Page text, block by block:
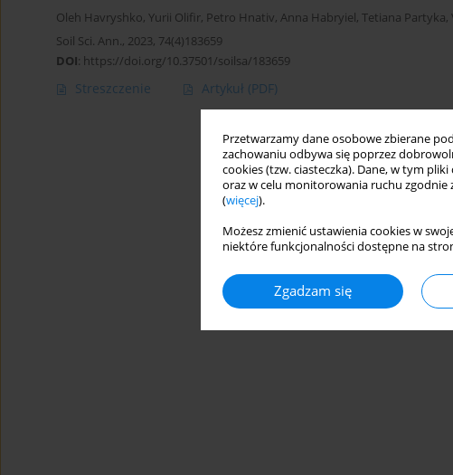
Przetwarzamy dane osobowe zbierane
zachowaniu odbywa się poprzez
cookies (tzw. ciasteczka). Dane, w tym
oraz w celu monitorowania ruchu zgodnie
(więcej).
Możesz zmienić ustawienia cookies w
niektóre funkcjonalności dostępne na
Zgadzam się
Oleh Havryshko, Yurii Olifir, Petro Hnativ, Anna Habryiel, Tetiana Partyka,
Soil Sci. Ann., 2023, 74(4)183659
DOI: https://doi.org/10.37501/soilsa/183659
Streszczenie Artykuł (PDF)